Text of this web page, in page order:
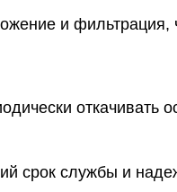
и
откачивать
срок службы и